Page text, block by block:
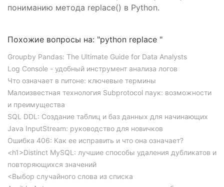
пониманию метода replace() в Python.
Похожие вопросы на: "python replace "
Groupby Pandas: The Ultimate Guide for Data Analysts
Log Console - удобный инструмент анализа логов
Что означает в питоне: ключевые термины
Малоизвестная технология Subprotocol паук: возможности
и преимущества
SQL DDL: Создание таблиц и баз данных для начинающих
Java InputStream: руководство для новичков
Ошибка 406: Как ее исправить и что она означает?
<h1>Distinct MySQL: лучшие способы удаления дубликатов и
повторяющихся значений
<Выбор случайного слова из списка